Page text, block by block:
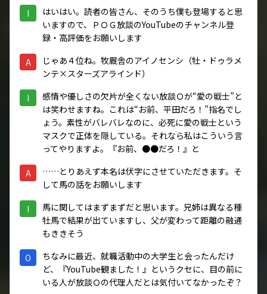
I
はいはい。読者の皆さん、そのうち僕も登場すると思
いますので、 ＰＯＧ放談のYouTubeのチャンネル登
録・高評価をお願いします
A
じゃあ４位ね。牧厩舎のアイノセンシ（牡・ドゥラメ
ンテ×スターズアラインド）
I
感情や優しさの欠片が全くない放談Ｏが“愛の戦士”と
は笑わせますね。これは“お前、平田だろ！”指名でし
ょう。素性がバレバレなのに、必死に愛の戦士という
マスクで正体を隠している。それなら私はこういう言
ってやりますよ。『お前、●●だろ！』と
A
……とりあえず本名は伏字にさせていただきます。そ
して馬の話をお願いします
I
馬に関してはまずまずだと思います。兄姉は異なる種
牡馬で結果が出ていますし、父が変わって距離の融通
もききそう
O
ちなみに最近、就職活動中の大学生と会ったんだけ
ど、『YouTube観ました！』というクセに、目の前に
いる人が放談Ｏの代理人だとは気付いてなかったぞ？